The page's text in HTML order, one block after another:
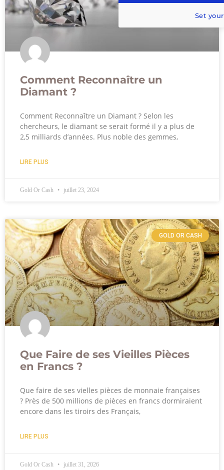
Comment Reconnaître un
Diamant ?
Comment Reconnaître un Diamant ? Selon les
chercheurs, le diamant se serait formé il y a plus de
2,5 milliards d’années. Plus noble des gemmes,
LIRE PLUS
Gold Or Cash juillet 23, 2024
GOLD OR CASH
Que Faire de ses Vieilles Pièces
en Francs ?
Que faire de ses vielles pièces de monnaie françaises
? Près de 500 millions de pièces en francs dormiraient
encore dans les tiroirs des Français,
LIRE PLUS
Gold Or Cash juillet 31, 2026
Set